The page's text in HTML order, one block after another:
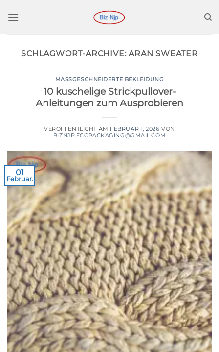
Inhalt
SCHLAGWORT-ARCHIVE:ARAN SWEATER
MASSGESCHNEIDERTE BEKLEIDUNG
10 kuschelige Strickpullover-
Anleitungen zum Ausprobieren
VERÖFFENTLICHT AM FEBRUAR 1, 2026 VON
BIZNJP.ECOPACKAGING@GMAIL.COM
01
Februar.